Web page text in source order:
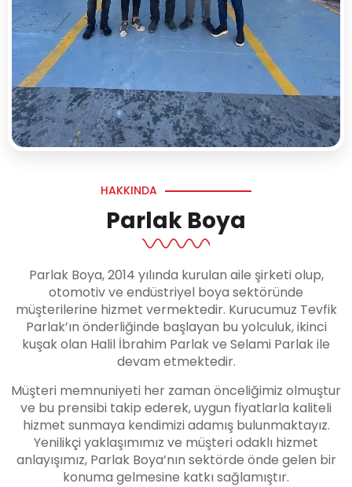
HAKKINDA
Parlak Boya
Parlak Boya, 2014 yılında kurulan aile şirketi olup,
otomotiv ve endüstriyel boya sektöründe
müşterilerine hizmet vermektedir. Kurucumuz Tevfik
Parlak’ın önderliğinde başlayan bu yolculuk, ikinci
kuşak olan Halil İbrahim Parlak ve Selami Parlak ile
devam etmektedir.
Müşteri memnuniyeti her zaman önceliğimiz olmuştur
ve bu prensibi takip ederek, uygun fiyatlarla kaliteli
hizmet sunmaya kendimizi adamış bulunmaktayız.
Yenilikçi yaklaşımımız ve müşteri odaklı hizmet
anlayışımız, Parlak Boya’nın sektörde önde gelen bir
konuma gelmesine katkı sağlamıştır.